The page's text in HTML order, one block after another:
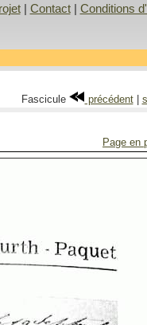
| Contact| Conditions
Fascicule précédent|
Page en